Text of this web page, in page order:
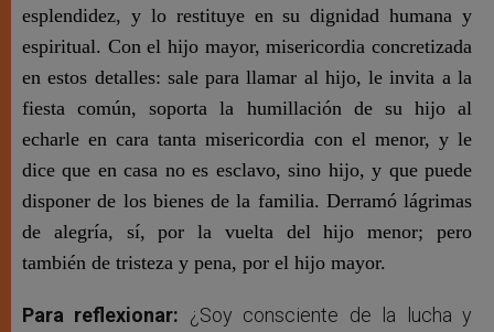
esplendidez, y lo restituye en su dignidad humana y
espiritual. Con el hijo mayor, misericordia concretizada
en estos detalles: sale para llamar al hijo, le invita a la
fiesta común, soporta la humillación de su hijo al
echarle en cara tanta misericordia con el menor, y le
dice que en casa no es esclavo, sino hijo, y que puede
disponer de los bienes de la familia. Derramó lágrimas
de alegría, sí, por la vuelta del hijo menor; pero
también de tristeza y pena, por el hijo mayor.
Para reflexionar: ¿Soy consciente de la lucha y